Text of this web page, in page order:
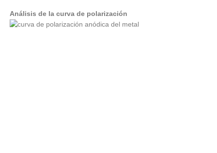
Análisis de la curva de polarización